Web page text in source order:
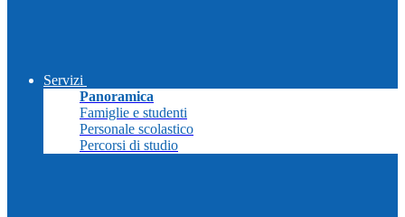
Servizi
Panoramica
Famiglie e studenti
Personale scolastico
Percorsi di studio